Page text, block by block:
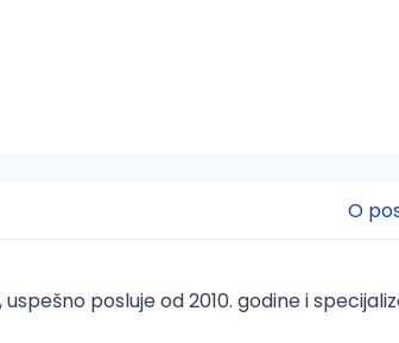
O
posluje od 2010. godine i